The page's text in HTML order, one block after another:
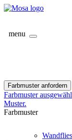
menu
Farbmuster anfordern
Farbmuster
Muster.
Farbmuster